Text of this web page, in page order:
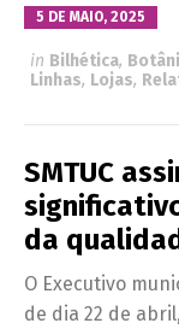
5 DE MAIO, 2025
in Bilhética,
Linhas, Lojas,
SMTUC
da
O Executivo
de dia 22 de